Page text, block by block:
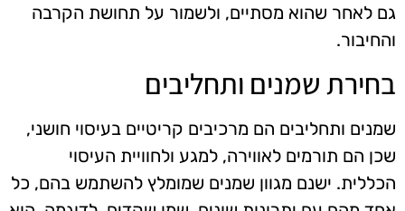
גם לאחר שהוא מסתיים, ולשמור על תחושת הקרבה
והחיבור.
בחירת שמנים ותחליבים
שמנים ותחליבים הם מרכיבים קריטיים בעיסוי חושני,
שכן הם תורמים לאווירה, למגע ולחוויית העיסוי
הכללית. ישנם מגוון שמנים שמומלץ להשתמש בהם, כל